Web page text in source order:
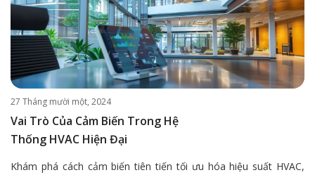
27 Tháng mười một, 2024
Vai Trò Của Cảm Biến Trong Hệ
Thống HVAC Hiện Đại
Khám phá cách cảm biến tiên tiến tối ưu hóa hiệu suất HVAC,